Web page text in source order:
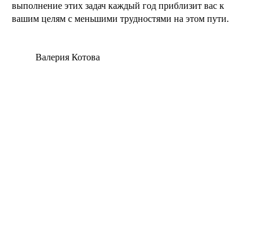
выполнение этих задач каждый год приблизит вас к
вашим целям с меньшими трудностями на этом пути.
Валерия Котова